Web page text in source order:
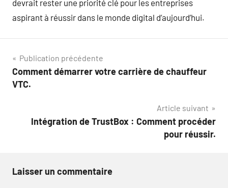
devrait rester une priorité clé pour les entreprises
aspirant à réussir dans le monde digital d’aujourd’hui.
Navigation
de
Publication précédente
Comment démarrer votre carrière de chauffeur
VTC.
Article suivant
Intégration de TrustBox : Comment procéder
pour réussir.
Laisser un commentaire